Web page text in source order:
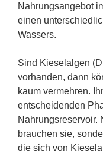
Nahrungsangebot
einen
Wassers.
Sind Kieselalgen
vorhanden, dann
kaum vermehren.
entscheidenden
Nahrungsreservoir.
brauchen sie,
die sich von